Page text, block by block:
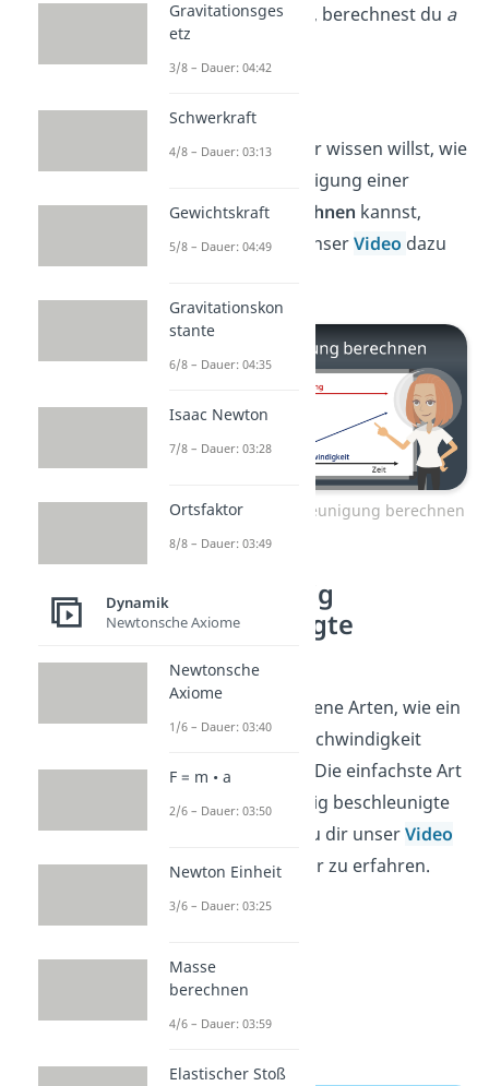
Körpers bekannt, berechnest du a
mit:
Wenn du genauer wissen willst, wie
du die Beschleunigung einer
Bewegungberechnen kannst,
dann schau dir unserVideo dazu
Zum Video: Beschleunigung berechnen
Gleichmäßig
beschleunigte
Bewegung
Es gibt verschiedene Arten, wie ein
Körper seine Geschwindigkeit
verändern kann. Die einfachste Art
ist die gleichmäßig beschleunigte
Bewegung. Schau dir unserVideo
dazu an, um mehr zu erfahren.
Gravitationsges
etz
3/8 – Dauer: 04:42
Schwerkraft
4/8 – Dauer: 03:13
Gewichtskraft
5/8 – Dauer: 04:49
Gravitationskon
stante
6/8 – Dauer: 04:35
Isaac Newton
7/8 – Dauer: 03:28
Ortsfaktor
8/8 – Dauer: 03:49
Dynamik
Newtonsche Axiome
Newtonsche
Axiome
1/6 – Dauer: 03:40
F = m • a
2/6 – Dauer: 03:50
Newton Einheit
3/6 – Dauer: 03:25
Masse
berechnen
4/6 – Dauer: 03:59
Elastischer Stoß